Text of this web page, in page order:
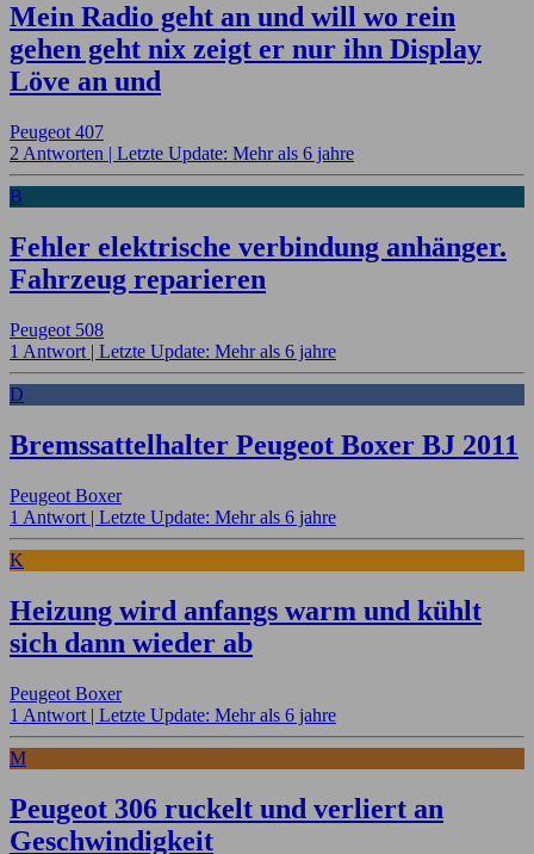
Mein Radio geht an und will wo rein
gehen geht nix zeigt er nur ihn Display
Löve an und
Peugeot 407
2 Antworten | Letzte Update: Mehr als 6 jahre
B
Fehler elektrische verbindung anhänger.
Fahrzeug reparieren
Peugeot 508
1 Antwort | Letzte Update: Mehr als 6 jahre
D
Bremssattelhalter Peugeot Boxer BJ 2011
Peugeot Boxer
1 Antwort | Letzte Update: Mehr als 6 jahre
K
Heizung wird anfangs warm und kühlt
sich dann wieder ab
Peugeot Boxer
1 Antwort | Letzte Update: Mehr als 6 jahre
M
Peugeot 306 ruckelt und verliert an
Geschwindigkeit